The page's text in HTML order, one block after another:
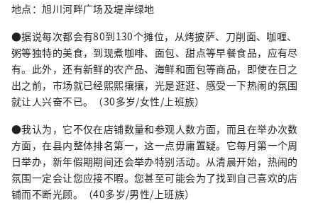
地点：旭川河畔广场及堤岸绿地
●据说每次都会有80到130个摊位，从烤披萨、刀削面、咖喱、
粥等独特的美食，到现煮咖啡、面包、甜点等早餐食品，应有尽
有。此外，还有新鲜的农产品、海鲜和面包等商品，即使在日之
出之前，市场就已经熙熙攘攘，光是逛逛、感受一下热闹的氛围
就让人兴奋不已。（30多岁/女性/上班族）
●我认为，它不仅在店铺数量和参观人数方面，而且在举办次数
方面，在县内整体排名第一，这一点毋庸置疑。它每月第一个周
日举办，新年假期期间还会举办特别活动。从清晨开始，热闹的
氛围一定会让您应接不暇。您甚至可能会为了找到自己喜欢的店
铺而不断光顾。（40多岁/男性/上班族）